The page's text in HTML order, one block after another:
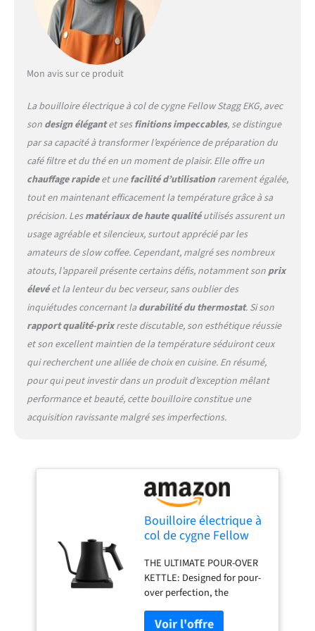
a personalized brewing
experience. POUR LIKE A
PRO: A precision gooseneck
extraction. An ergonomic
handle feels natural in your
hand, offering a comfortable
pour from the first drop to
the last. EFFORTLESS
PRECISION: With to-the-
and a quick heat time, Stagg
EKG Pro heats water exactly
when—and how—you need
it. From a 96°C pour-over to
a 82°C green tea, precision is
always at your fingertips.
BREW WITH CONFIDENCE:
Guide Mode lets you select a
preset temperature for
different coffee styles and
tea, so every cup tastes its
best. Plus, a Brew
Stopwatch helps you track
your pour-over or steep
time, giving you total
control over every brew.
improvements with WiFi
firmware updates through
the EKG Updater app. BUILT
TO LAST: Crafted with a 304
18/8 stainless steel body, a
high-res color screen, and
food-grade silicone in
external components—
never touching water.
Features an ergonomic
plastic handle and lid pull.
Mon avis sur ce produit
La bouilloire électrique à col de cygne Fellow Stagg EKG, avec
son design élégantet sesfinitions impeccables, se distingue
par sa capacité à transformer l’expérience de préparation du
café filtre et du thé en un moment de plaisir. Elle offre un
chauffage rapideet unefacilité d’utilisationrarement égalée,
tout en maintenant efficacement la température grâce à sa
précision. Lesmatériaux de haute qualitéutilisés assurent un
usage agréable et silencieux, surtout apprécié par les
amateurs de slow coffee. Cependant, malgré ses nombreux
atouts, l’appareil présente certains défis, notamment sonprix
élevéet la lenteur du bec verseur, sans oublier des
inquiétudes concernant ladurabilité du thermostat. Si son
rapport qualité-prixreste discutable, son esthétique réussie
et son excellent maintien de la température séduiront ceux
qui recherchent une alliée de choix en cuisine. En résumé,
pour qui peut investir dans un produit d’exception mêlant
performance et beauté, cette bouilloire constitue une
acquisition ravissante malgré ses imperfections.
Bouilloire électrique à
col de cygne Fellow
pour café filtre et thé -
Bouilloires électriques
à chauffage rapide
pour l'eau - EU, Noir
mat, 0,9 litres
THE ULTIMATE POUR-OVER
KETTLE: Designed for pour-
over perfection, the
precision spout ensures a
smooth, steady flow for